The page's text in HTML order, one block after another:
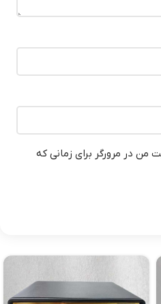
من در مرورگر برای زمانی که